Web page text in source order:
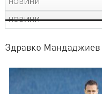
Здравко Мандаджиев